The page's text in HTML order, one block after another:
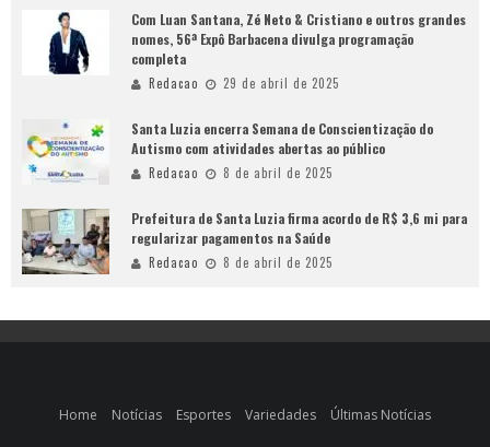
Com Luan Santana, Zé Neto & Cristiano e outros grandes
nomes, 56ª Expô Barbacena divulga programação
completa
Redacao 29 de abril de 2025
Santa Luzia encerra Semana de Conscientização do
Autismo com atividades abertas ao público
Redacao 8 de abril de 2025
Prefeitura de Santa Luzia firma acordo de R$ 3,6 mi para
regularizar pagamentos na Saúde
Redacao 8 de abril de 2025
Home Notícias Esportes Variedades Últimas Notícias